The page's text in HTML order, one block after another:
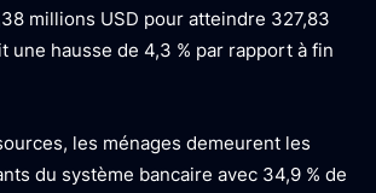
millions USD pour atteindre 327,83
une hausse de 4,3 % par rapport à fin
les ménages demeurent les
du système bancaire avec 34,9 % de